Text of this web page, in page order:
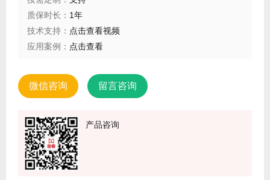
质保时长： 1年
技术支持： 点击查看视频
应用案例： 点击查看
微信咨询 留言咨询
产品咨询